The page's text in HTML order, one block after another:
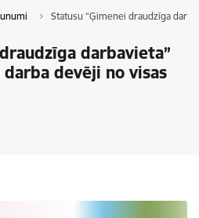
Statusu “Ģimenei draudzīga
darbavieta”
devēji no visas